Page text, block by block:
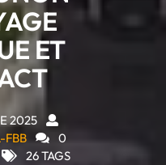
ET
2025
FBB
0
26 TAGS